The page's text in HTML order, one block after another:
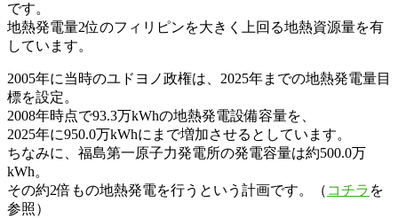
です。
地熱発電量2位のフィリピンを大きく上回る地熱資源量を有
しています。
2005年に当時のユドヨノ政権は、2025年までの地熱発電量目
標を設定。
2008年時点で93.3万kWhの地熱発電設備容量を、
2025年に950.0万kWhにまで増加させるとしています。
ちなみに、福島第一原子力発電所の発電容量は約500.0万
kWh。
その約2倍もの地熱発電を行うという計画です。（ コチラ を
参照）